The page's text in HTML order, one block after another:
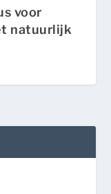
voor
natuurlijk